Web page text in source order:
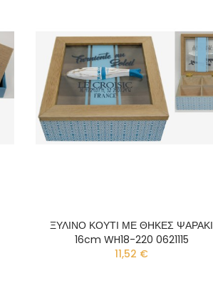
ΞΥΛΙΝΟ ΚΟΥΤΙ ΜΕ ΘΗΚΕΣ ΨΑΡΑΚΙ
16cm WH18-220 0621115
11,52 €